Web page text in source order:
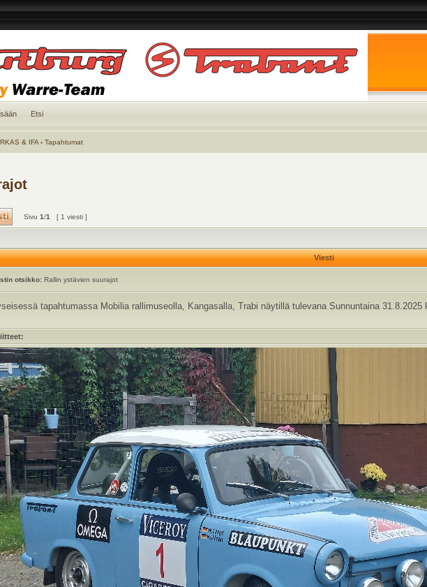
Etsi
& IFA ‹ Tapahtumat
Sivu1/1 [ 1 viesti ]
Viesti
otsikko: Rallin ystävien suurajot
tapahtumassa Mobilia rallimuseolla, Kangasalla, Trabi näytillä tulevana Sunnuntaina 31.8.2025